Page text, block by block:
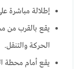
إطلالة مباشرة
يقع بالقرب من
الحركة والتنقل.
يقع أمام محطة